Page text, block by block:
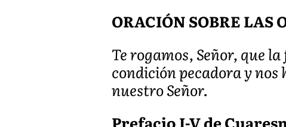
ORACIÓN SOBRE LAS
Te rogamos, Señor, que
condición pecadora y
nuestro Señor.
Prefacio I-V de